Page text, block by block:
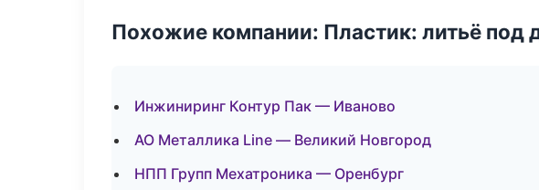
Похожие компании: Пластик: литьё под
Инжиниринг Контур Пак — Иваново
АО Металлика Line — Великий Новгород
НПП Групп Мехатроника — Оренбург